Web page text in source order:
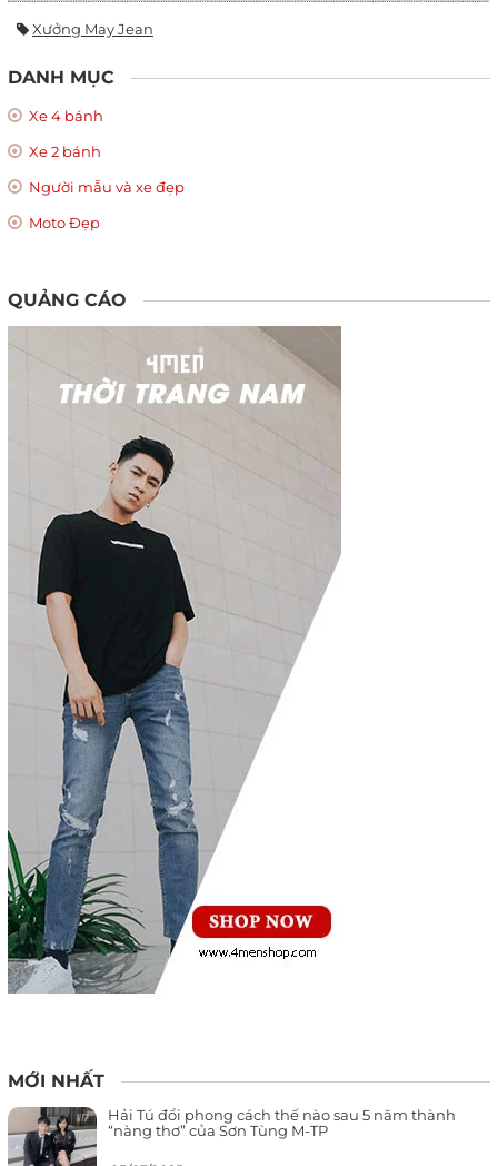
Xưởng May Jean
DANH MỤC
Xe 4 bánh
Xe 2 bánh
Người mẫu và xe đẹp
Moto Đẹp
QUẢNG CÁO
MỚI NHẤT
Hải Tú đổi phong cách thế nào sau 5 năm thành
“nàng thơ” của Sơn Tùng M-TP